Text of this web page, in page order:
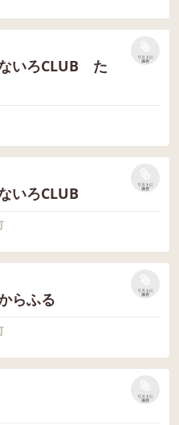
いろCLUB た
リストに
保存
いろCLUB
リストに
保存
らふる
リストに
保存
リストに
保存